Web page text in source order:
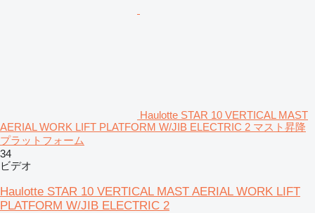
Haulotte STAR 10 VERTICAL MAST
AERIAL WORK LIFT PLATFORM W/JIB ELECTRIC 2 マスト昇降
プラットフォーム
34
ビデオ
Haulotte STAR 10 VERTICAL MAST AERIAL WORK LIFT
PLATFORM W/JIB ELECTRIC 2